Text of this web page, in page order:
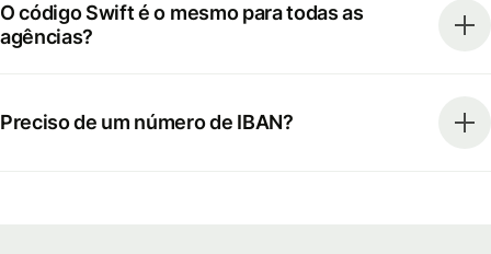
O código Swift é o mesmo para todas as
agências?
Preciso de um número de IBAN?